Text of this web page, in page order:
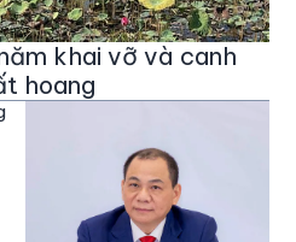
khai vỡ và canh
hoang